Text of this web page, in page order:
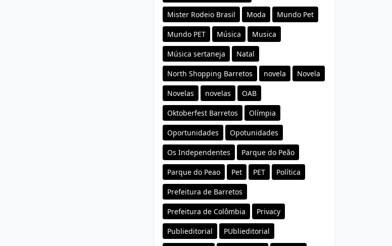
Mister Rodeio Brasil Moda Mundo Pet
Mundo PET Música Musica
Música sertaneja Natal
North Shopping Barretos novela Novela
Novelas novelas OAB
Oktoberfest Barretos Olímpia
Oportunidades Opotunidades
Os Independentes Parque do Peão
Parque do Peao Pet PET Política
Prefeitura de Barretos
Prefeitura de Colômbia Privacy
Publieditorial PUblieditorial